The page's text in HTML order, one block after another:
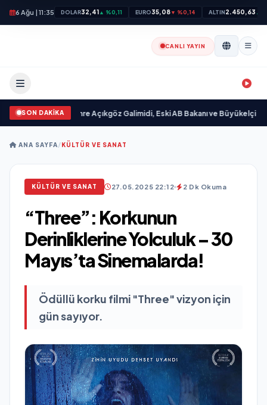
6 Ağu | 11:35 DOLAR32,41▲ %0,11 EURO35,08▼ %0,14 ALTIN2.450,63 ▲
CANLI YAYIN
SON DAKİKA
•Ali Emre Açıkgöz Galimidi, Eski AB Bakanı ve Büyükelçi
ANA SAYFA/KÜLTÜR VE SANAT
KÜLTÜR VE SANAT 27.05.2025 22:12 2 Dk Okuma
“Three”: Korkunun
Derinliklerine Yolculuk – 30
Mayıs’ta Sinemalarda!
Ödüllü korku filmi "Three" vizyon için
gün sayıyor.